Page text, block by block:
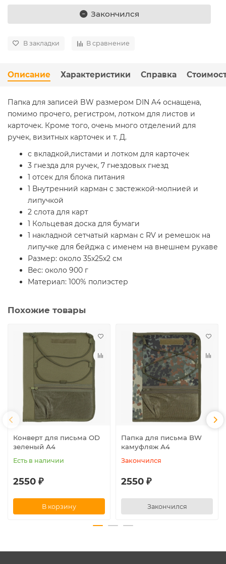
Закончился
В закладки В сравнение
Описание Характеристики Справка
Папка для записей BW размером DIN A4 оснащена,
помимо прочего, регистром, лотком для листов и
карточек. Кроме того, очень много отделений для
ручек, визитных карточек и т. Д.
с вкладкой,листами и лотком для карточек
3 гнезда для ручек, 7 гнездовых гнезд
1 отсек для блока питания
1 Внутренний карман с застежкой-молнией и
липучкой
2 слота для карт
1 Кольцевая доска для бумаги
1 накладной сетчатый карман с RV и ремешок на
липучке для бейджа с именем на внешнем рукаве
Размер: около 35x25x2 см
Вес: около 900 г
Материал: 100% полиэстер
Похожие товары
Конверт для письма OD
зеленый А4
Есть в наличии
2550 ₽
В корзину
Папка для письма BW
камуфляж А4
Закончился
2550 ₽
Закончился